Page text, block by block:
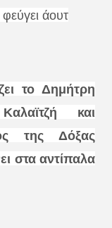
άουτ
το Δημήτρη
και
της Δόξας
στα αντίπαλα